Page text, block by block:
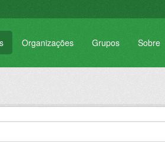
Organizações Grupos Sobre